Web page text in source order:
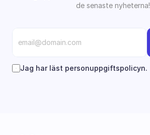
de senaste nyheterna!
Jag har läst personuppgiftspolicyn.